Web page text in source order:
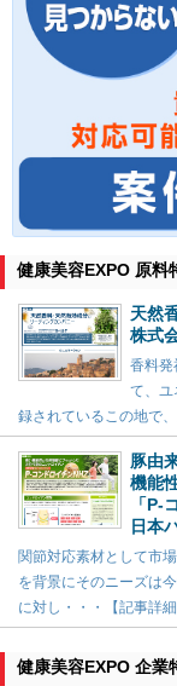
健康美容EXPO 原料
天然
株式
香料発
て、ユ
録されているこの地で
豚由
機能
「P-
日本
関節対応素材として市
を背景にそのニーズは
に対し・・・【記事詳細
健康美容EXPO 企業